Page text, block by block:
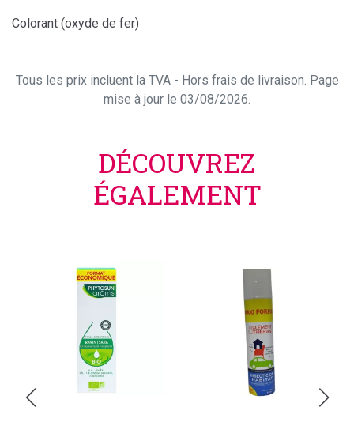
Colorant (oxyde de fer)
Tous les prix incluent la TVA - Hors frais de livraison. Page
mise à jour le 03/08/2026.
DÉCOUVREZ
ÉGALEMENT